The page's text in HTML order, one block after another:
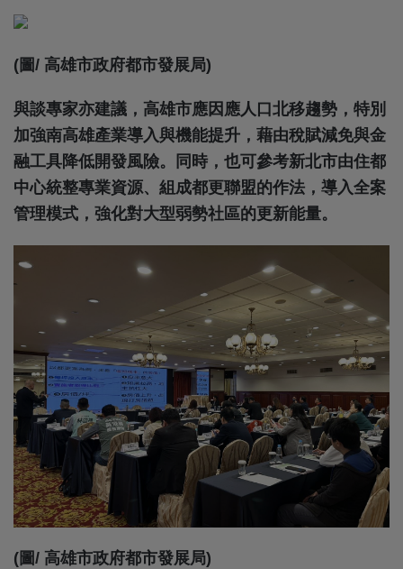
(圖/ 高雄市政府都市發展局)
與談專家亦建議，高雄市應因應人口北移趨勢，特別
加強南高雄產業導入與機能提升，藉由稅賦減免與金
融工具降低開發風險。同時，也可參考新北市由住都
中心統整專業資源、組成都更聯盟的作法，導入全案
管理模式，強化對大型弱勢社區的更新能量。
(圖/ 高雄市政府都市發展局)